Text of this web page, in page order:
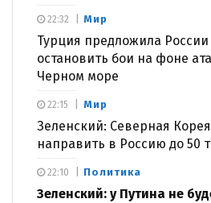
Мир
Турция предложила
остановить бои на фоне
Черном море
22:32
Мир
Зеленский: Северная
направить в Россию до 50
22:15
Политика
Зеленский: у Путина не
22:10